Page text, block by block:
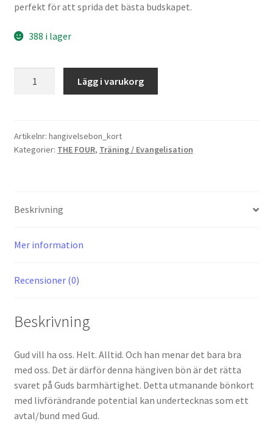
perfekt för att sprida det bästa budskapet.
388 i lager
Lägg i varukorg
Artikelnr: hangivelsebon_kort
Kategorier: THE FOUR, Träning / Evangelisation
Beskrivning
Mer information
Recensioner (0)
Beskrivning
Gud vill ha oss. Helt. Alltid. Och han menar det bara bra
med oss. Det är därför denna hängiven bön är det rätta
svaret på Guds barmhärtighet. Detta utmanande bönkort
med livförändrande potential kan undertecknas som ett
avtal/bund med Gud.